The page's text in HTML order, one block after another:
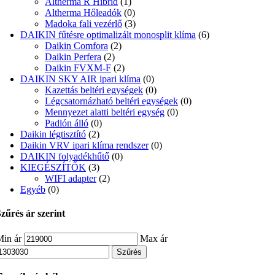
Altherma Hőleadók (0)
Madoka fali vezérlő (3)
DAIKIN fűtésre optimalizált monosplit klíma (6)
Daikin Comfora (2)
Daikin Perfera (2)
Daikin FVXM-F (2)
DAIKIN SKY AIR ipari klíma (0)
Kazettás beltéri egységek (0)
Légcsatornázható beltéri egységek (0)
Mennyezet alatti beltéri egység (0)
Padlón álló (0)
Daikin légtisztító (2)
Daikin VRV ipari klíma rendszer (0)
DAIKIN folyadékhűtő (0)
KIEGÉSZÍTŐK (3)
WIFI adapter (2)
Egyéb (0)
ár szerint
ár Max ár
Szűrés